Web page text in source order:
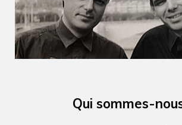
Qui sommes-